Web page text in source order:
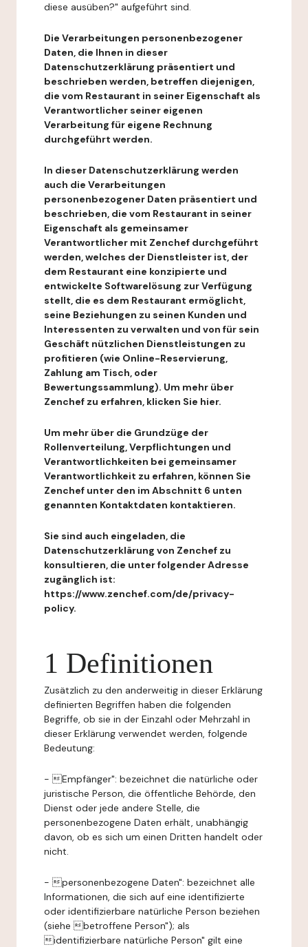
diese ausüben?" aufgeführt sind.
Die Verarbeitungen personenbezogener
Daten, die Ihnen in dieser
Datenschutzerklärung präsentiert und
beschrieben werden, betreffen diejenigen,
die vom Restaurant in seiner Eigenschaft als
Verantwortlicher seiner eigenen
Verarbeitung für eigene Rechnung
durchgeführt werden.
In dieser Datenschutzerklärung werden
auch die Verarbeitungen
personenbezogener Daten präsentiert und
beschrieben, die vom Restaurant in seiner
Eigenschaft als gemeinsamer
Verantwortlicher mit Zenchef durchgeführt
werden, welches der Dienstleister ist, der
dem Restaurant eine konzipierte und
entwickelte Softwarelösung zur Verfügung
stellt, die es dem Restaurant ermöglicht,
seine Beziehungen zu seinen Kunden und
Interessenten zu verwalten und von für sein
Geschäft nützlichen Dienstleistungen zu
profitieren (wie Online-Reservierung,
Zahlung am Tisch, oder
Bewertungssammlung). Um mehr über
Zenchef zu erfahren, klicken Sie hier.
Um mehr über die Grundzüge der
Rollenverteilung, Verpflichtungen und
Verantwortlichkeiten bei gemeinsamer
Verantwortlichkeit zu erfahren, können Sie
Zenchef unter den im Abschnitt 6 unten
genannten Kontaktdaten kontaktieren.
Sie sind auch eingeladen, die
Datenschutzerklärung von Zenchef zu
konsultieren, die unter folgender Adresse
zugänglich ist:
https://www.zenchef.com/de/privacy-
policy.
1 Definitionen
Zusätzlich zu den anderweitig in dieser Erklärung
definierten Begriffen haben die folgenden
Begriffe, ob sie in der Einzahl oder Mehrzahl in
dieser Erklärung verwendet werden, folgende
Bedeutung:
- Empfänger": bezeichnet die natürliche oder
juristische Person, die öffentliche Behörde, den
Dienst oder jede andere Stelle, die
personenbezogene Daten erhält, unabhängig
davon, ob es sich um einen Dritten handelt oder
nicht.
- personenbezogene Daten": bezeichnet alle
Informationen, die sich auf eine identifizierte
oder identifizierbare natürliche Person beziehen
(siehe betroffene Person"); als
identifizierbare natürliche Person" gilt eine